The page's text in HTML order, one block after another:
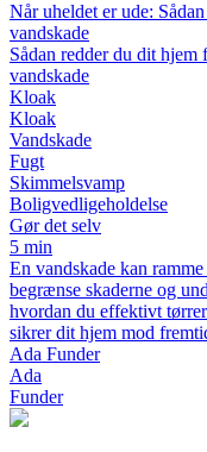
Når uheldet er ude:
vandskade
Sådan redder du dit hjem
vandskade
Kloak
Kloak
Vandskade
Fugt
Skimmelsvamp
Boligvedligeholdelse
Gør det selv
5 min
En vandskade kan
begrænse skaderne og
hvordan du effektivt
sikrer dit hjem mod
Ada Funder
Ada
Funder